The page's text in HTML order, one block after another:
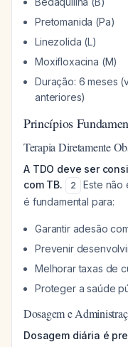
Pretomanida (Pa)
Linezolida (L)
Moxifloxacina (M)
Duração: 6 meses
anteriores)
Princípios
Terapia Diretamente
A TDO deve ser
com TB.
2
Este não
é fundamental para:
Garantir adesão
Prevenir
Melhorar taxas de
Proteger a saúde
Dosagem e
Dosagem diária é